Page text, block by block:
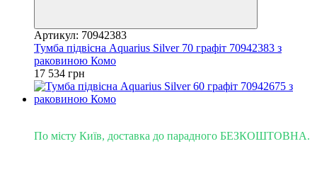
Артикул: 70942383
Тумба підвісна Aquarius Silver 70 графіт 70942383 з
раковиною Комо
17 534 грн
По місту Київ, доставка до парадного БЕЗКОШТОВНА.